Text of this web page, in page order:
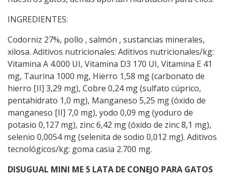
INGREDIENTES:
Codorniz 27%, pollo , salmón , sustancias minerales,
xilosa. Aditivos nutricionales: Aditivos nutricionales/kg:
Vitamina A 4.000 UI, Vitamina D3 170 UI, Vitamina E 41
mg, Taurina 1000 mg, Hierro 1,58 mg (carbonato de
hierro [II] 3,29 mg), Cobre 0,24 mg (sulfato cúprico,
pentahidrato 1,0 mg), Manganeso 5,25 mg (óxido de
manganeso [II] 7,0 mg), yodo 0,09 mg (yoduro de
potasio 0,127 mg), zinc 6,42 mg (óxido de zinc 8,1 mg),
selenio 0,0054 mg (selenita de sodio 0,012 mg). Aditivos
tecnológicos/kg: goma casia 2.700 mg.
DISUGUAL MINI ME 5 LATA DE CONEJO PARA GATOS